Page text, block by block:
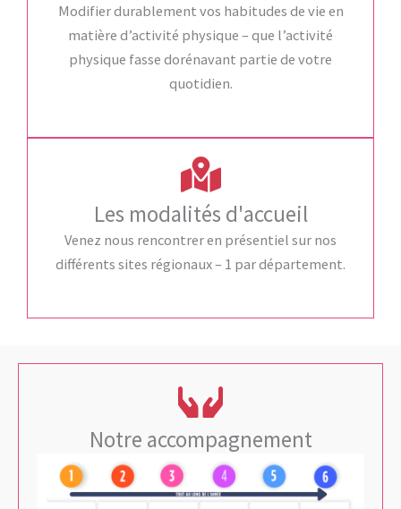
Modifier durablement vos habitudes de vie en
matière d’activité physique – que l’activité
physique fasse dorénavant partie de votre
quotidien.
Les modalités d'accueil
Venez nous rencontrer en présentiel sur nos
différents sites régionaux – 1 par département.
Notre accompagnement